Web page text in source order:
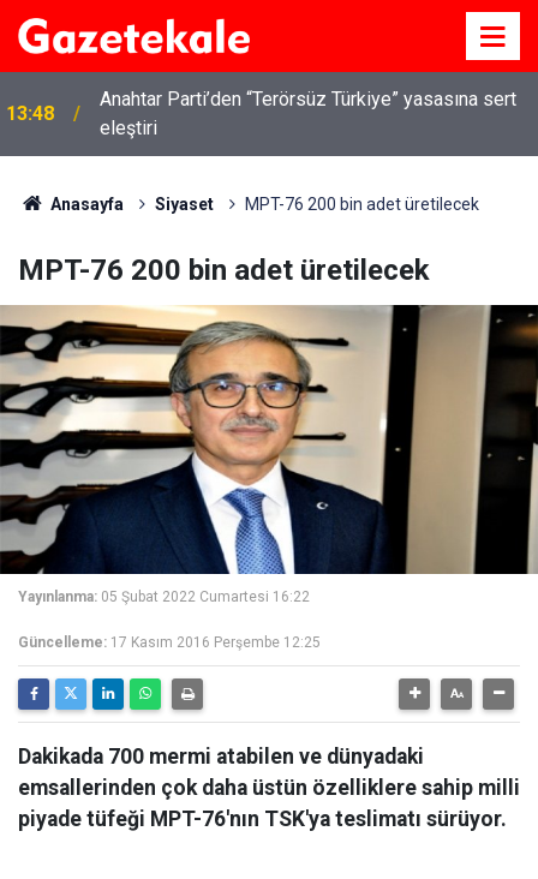
13:48
Anahtar Parti’den “Terörsüz Türkiye” yasasına sert
eleştiri
Anasayfa Siyaset MPT-76 200 bin adet üretilecek
MPT-76 200 bin adet üretilecek
Yayınlanma: 05 Şubat 2022 Cumartesi 16:22
Güncelleme: 17 Kasım 2016 Perşembe 12:25
Dakikada 700 mermi atabilen ve dünyadaki
emsallerinden çok daha üstün özelliklere sahip milli
piyade tüfeği MPT-76'nın TSK'ya teslimatı sürüyor.